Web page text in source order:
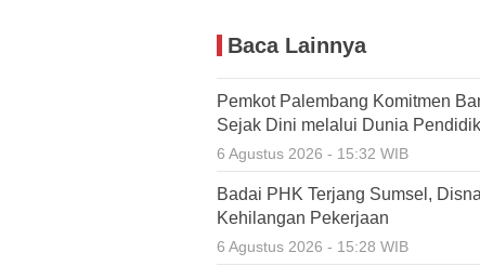
Baca Lainnya
Pemkot Palembang Komitmen
Sejak Dini melalui Dunia
6 Agustus 2026 - 15:32 WIB
Badai PHK Terjang Sumsel,
Kehilangan Pekerjaan
6 Agustus 2026 - 15:28 WIB